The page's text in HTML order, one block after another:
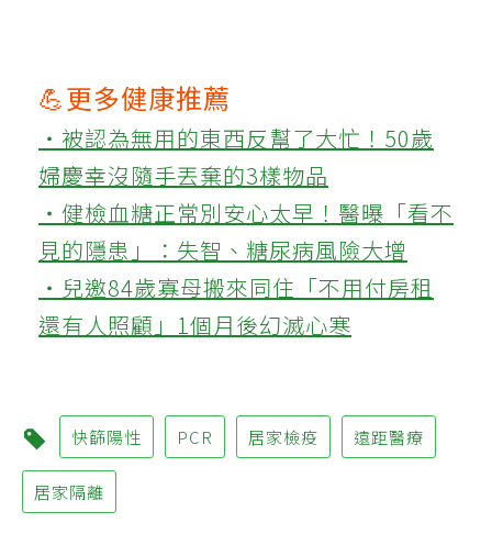
💪更多健康推薦
‧被認為無用的東西反幫了大忙！50歲
婦慶幸沒隨手丟棄的3樣物品
‧健檢血糖正常別安心太早！醫曝「看不
見的隱患」：失智、糖尿病風險大增
‧兒邀84歲寡母搬來同住「不用付房租
還有人照顧」1個月後幻滅心寒
快篩陽性 PCR 居家檢疫 遠距醫療
居家隔離